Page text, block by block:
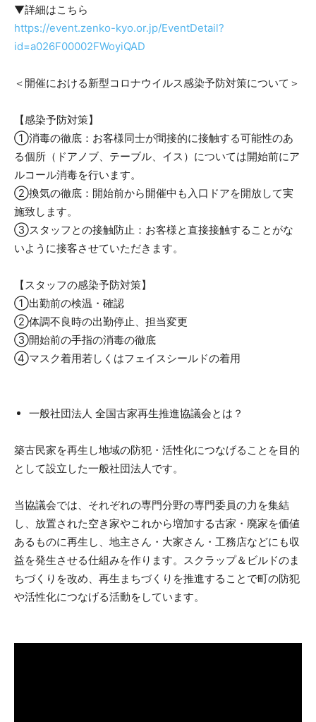
▼詳細はこちら
https://event.zenko-kyo.or.jp/EventDetail?
id=a026F00002FWoyiQAD
＜開催における新型コロナウイルス感染予防対策について＞
【感染予防対策】
①消毒の徹底：お客様同士が間接的に接触する可能性のあ
る個所（ドアノブ、テーブル、イス）については開始前にア
ルコール消毒を行います。
②換気の徹底：開始前から開催中も入口ドアを開放して実
施致します。
③スタッフとの接触防止：お客様と直接接触することがな
いように接客させていただきます。
【スタッフの感染予防対策】
①出勤前の検温・確認
②体調不良時の出勤停止、担当変更
③開始前の手指の消毒の徹底
④マスク着用若しくはフェイスシールドの着用
一般社団法人 全国古家再生推進協議会とは？​
築古民家を再生し地域の防犯・活性化につなげることを目的
として設立した一般社団法人です。
当協議会では、それぞれの専門分野の専門委員の力を集結
し、放置された空き家やこれから増加する古家・廃家を価値
あるものに再生し、地主さん・大家さん・工務店などにも収
益を発生させる仕組みを作ります。スクラップ＆ビルドのま
ちづくりを改め、再生まちづくりを推進することで町の防犯
や活性化につなげる活動をしています。